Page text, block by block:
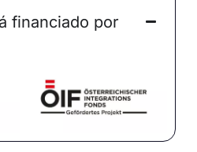
financiado por